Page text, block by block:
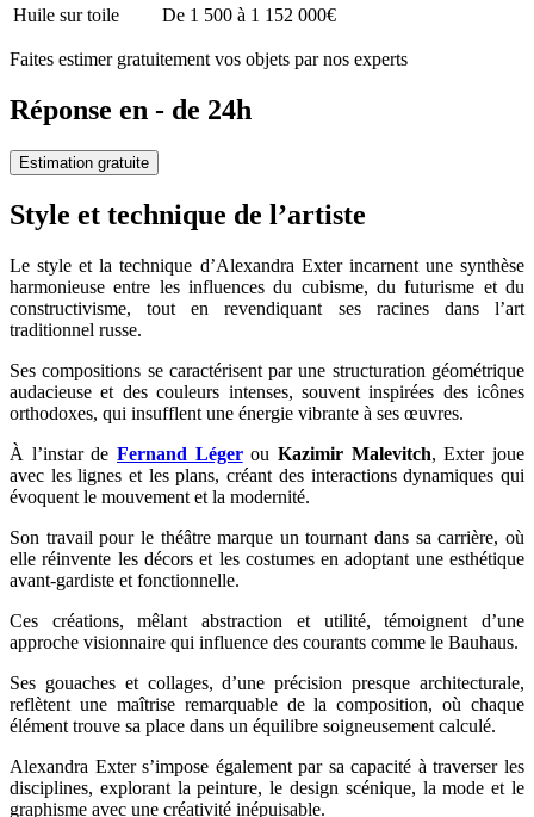
Huile sur toile De 1 500 à 1 152 000€
Faites estimer gratuitement vos objets par nos experts
Réponse en - de 24h
Estimation gratuite
Style et technique de l’artiste
Le style et la technique d’Alexandra Exter incarnent une synthèse
harmonieuse entre les influences du cubisme, du futurisme et du
constructivisme, tout en revendiquant ses racines dans l’art
traditionnel russe.
Ses compositions se caractérisent par une structuration géométrique
audacieuse et des couleurs intenses, souvent inspirées des icônes
orthodoxes, qui insufflent une énergie vibrante à ses œuvres.
À l’instar de Fernand LégerouKazimir Malevitch, Exter joue
avec les lignes et les plans, créant des interactions dynamiques qui
évoquent le mouvement et la modernité.
Son travail pour le théâtre marque un tournant dans sa carrière, où
elle réinvente les décors et les costumes en adoptant une esthétique
avant-gardiste et fonctionnelle.
Ces créations, mêlant abstraction et utilité, témoignent d’une
approche visionnaire qui influence des courants comme le Bauhaus.
Ses gouaches et collages, d’une précision presque architecturale,
reflètent une maîtrise remarquable de la composition, où chaque
élément trouve sa place dans un équilibre soigneusement calculé.
Alexandra Exter s’impose également par sa capacité à traverser les
disciplines, explorant la peinture, le design scénique, la mode et le
graphisme avec une créativité inépuisable.